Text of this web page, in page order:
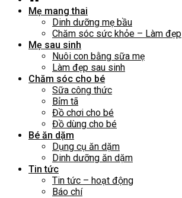
Mẹ mang thai
Dinh dưỡng mẹ bầu
Chăm sóc sức khỏe – Làm đẹp
Mẹ sau sinh
Nuôi con bằng sữa mẹ
Làm đẹp sau sinh
Chăm sóc cho bé
Sữa công thức
Bỉm tã
Đồ chơi cho bé
Đồ dùng cho bé
Bé ăn dặm
Dụng cụ ăn dặm
Dinh dưỡng ăn dặm
Tin tức
Tin tức – hoạt động
Báo chí